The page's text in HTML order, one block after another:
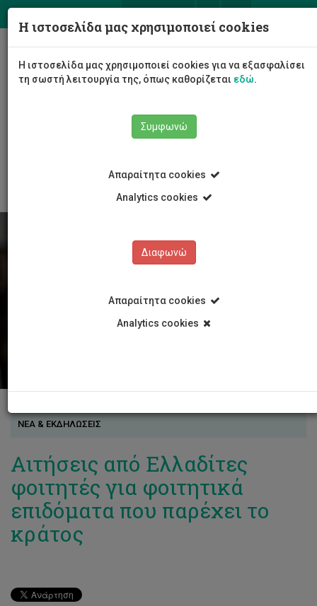
ΝΕΑ & ΕΚΔΗΛΩΣΕΙΣ
Αιτήσεις από Ελλαδίτες
φοιτητές για φοιτητικά
επιδόματα που παρέχει το
κράτος
Η ιστοσελίδα μας χρησιμοποιεί cookies
Η ιστοσελίδα μας χρησιμοποιεί cookies για να εξασφαλίσει
τη σωστή λειτουργία της, όπως καθορίζεται εδώ.
Συμφωνώ
Απαραίτητα cookies
Analytics cookies
Διαφωνώ
Απαραίτητα cookies
Analytics cookies